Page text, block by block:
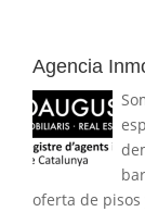
Agencia
oferta de pisos